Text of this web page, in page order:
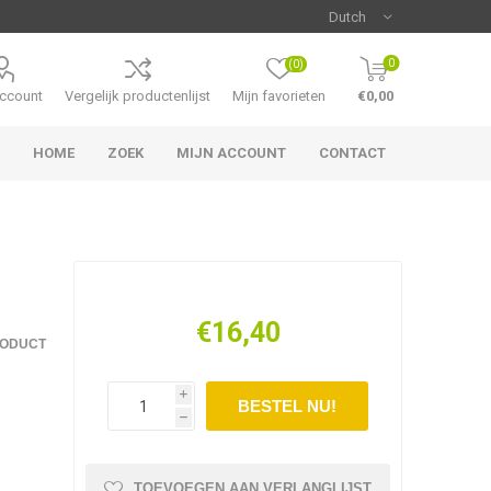
Vergelijk productenlijst Mijn favorieten
(0) 0
€0,00
HOME ZOEK MIJN ACCOUNT CONTACT
€16,40
i
h